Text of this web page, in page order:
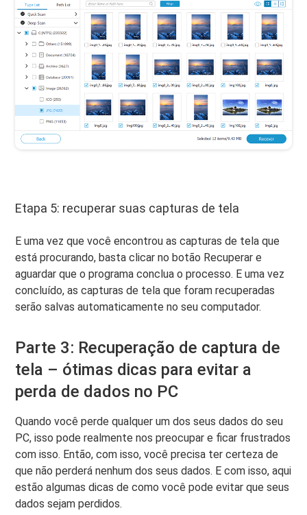
Etapa 5: recuperar suas capturas de tela
E uma vez que você encontrou as capturas de tela que
está procurando, basta clicar no botão Recuperar e
aguardar que o programa conclua o processo. E uma vez
concluído, as capturas de tela que foram recuperadas
serão salvas automaticamente no seu computador.
Parte 3: Recuperação de captura de
tela – ótimas dicas para evitar a
perda de dados no PC
Quando você perde qualquer um dos seus dados do seu
PC, isso pode realmente nos preocupar e ficar frustrados
com isso. Então, com isso, você precisa ter certeza de
que não perderá nenhum dos seus dados. E com isso, aqui
estão algumas dicas de como você pode evitar que seus
dados sejam perdidos.